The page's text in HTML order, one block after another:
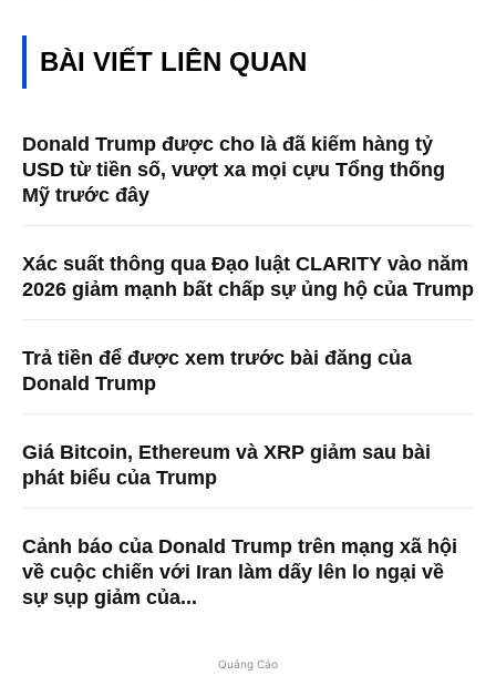
BÀI VIẾT LIÊN QUAN
Donald Trump được cho là đã kiếm hàng tỷ
USD từ tiền số, vượt xa mọi cựu Tổng thống
Mỹ trước đây
Xác suất thông qua Đạo luật CLARITY vào năm
2026 giảm mạnh bất chấp sự ủng hộ của Trump
Trả tiền để được xem trước bài đăng của
Donald Trump
Giá Bitcoin, Ethereum và XRP giảm sau bài
phát biểu của Trump
Cảnh báo của Donald Trump trên mạng xã hội
về cuộc chiến với Iran làm dấy lên lo ngại về
sự sụp giảm của...
Quảng Cáo